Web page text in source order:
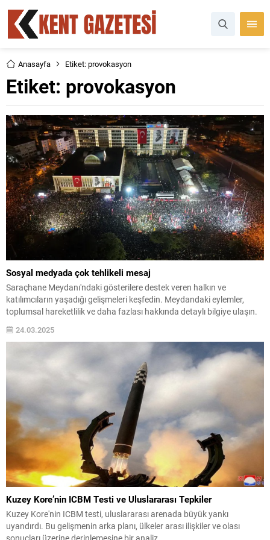
Anasayfa Etiket: provokasyon
Etiket: provokasyon
Sosyal medyada çok tehlikeli mesaj
Saraçhane Meydanı'ndaki gösterilere destek veren halkın ve
katılımcıların yaşadığı gelişmeleri keşfedin. Meydandaki eylemler,
toplumsal hareketlilik ve daha fazlası hakkında detaylı bilgiye ulaşın.
24.03.2025
Kuzey Kore’nin ICBM Testi ve Uluslararası Tepkiler
Kuzey Kore'nin ICBM testi, uluslararası arenada büyük yankı
uyandırdı. Bu gelişmenin arka planı, ülkeler arası ilişkiler ve olası
sonuçları üzerine derinlemesine bir analiz.